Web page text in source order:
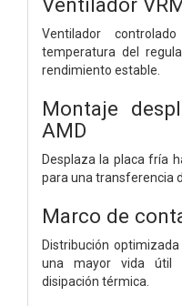
Ventilador
temperatura del
rendimiento estable.
Montaje
AMD
Desplaza la placa fría
para una transferencia
Marco de
Distribución
una mayor vida útil
disipación térmica.